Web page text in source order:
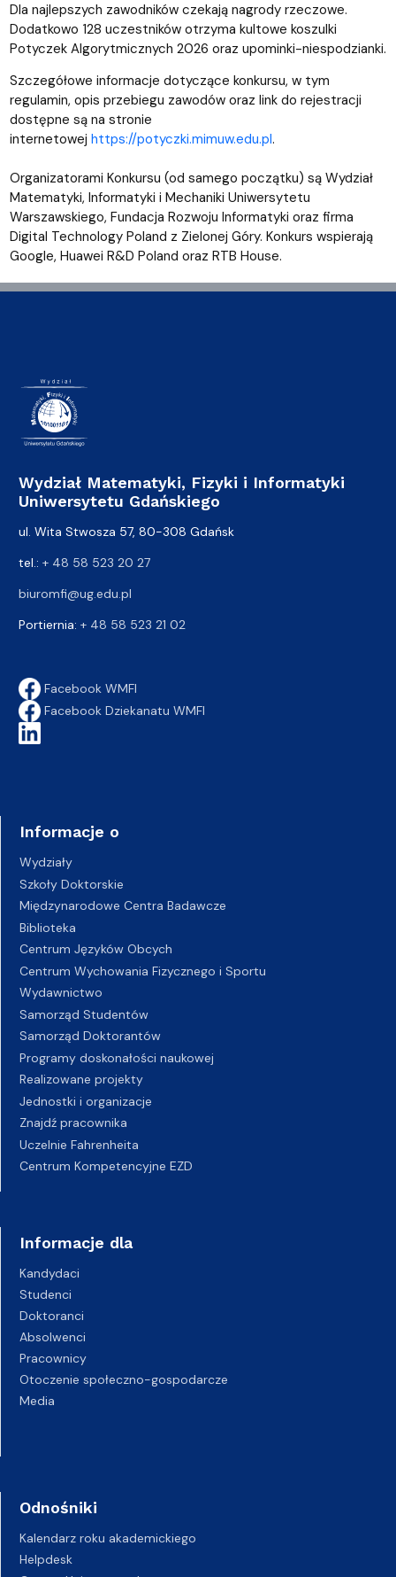
Dla najlepszych zawodników czekają nagrody rzeczowe.
Dodatkowo 128 uczestników otrzyma kultowe koszulki
Potyczek Algorytmicznych 2026 oraz upominki-niespodzianki.
Szczegółowe informacje dotyczące konkursu, w tym
regulamin, opis przebiegu zawodów oraz link do rejestracji
dostępne są na stronie
internetowej https://potyczki.mimuw.edu.pl.
Organizatorami Konkursu (od samego początku) są Wydział
Matematyki, Informatyki i Mechaniki Uniwersytetu
Warszawskiego, Fundacja Rozwoju Informatyki oraz firma
Digital Technology Poland z Zielonej Góry. Konkurs wspierają
Google, Huawei R&D Poland oraz RTB House.
Wydział Matematyki, Fizyki i Informatyki
Uniwersytetu Gdańskiego
ul. Wita Stwosza 57, 80-308 Gdańsk
tel.: + 48 58 523 20 27
biuromfi@ug.edu.pl
Portiernia: + 48 58 523 21 02
Facebook WMFI
Facebook Dziekanatu WMFI
Informacje o
Wydziały
Szkoły Doktorskie
Międzynarodowe Centra Badawcze
Biblioteka
Centrum Języków Obcych
Centrum Wychowania Fizycznego i Sportu
Wydawnictwo
Samorząd Studentów
Samorząd Doktorantów
Programy doskonałości naukowej
Realizowane projekty
Jednostki i organizacje
Znajdź pracownika
Uczelnie Fahrenheita
Centrum Kompetencyjne EZD
Informacje dla
Kandydaci
Studenci
Doktoranci
Absolwenci
Pracownicy
Otoczenie społeczno-gospodarcze
Media
Odnośniki
Kalendarz roku akademickiego
Helpdesk